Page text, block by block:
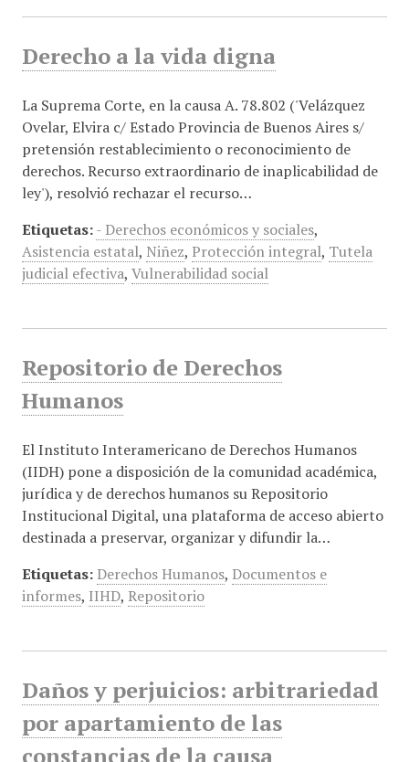
Derecho a la vida digna
La Suprema Corte, en la causa A. 78.802 ('Velázquez
Ovelar, Elvira c/ Estado Provincia de Buenos Aires s/
pretensión restablecimiento o reconocimiento de
derechos. Recurso extraordinario de inaplicabilidad de
ley'), resolvió rechazar el recurso…
Etiquetas: - Derechos económicos y sociales,
Asistencia estatal, Niñez, Protección integral, Tutela
judicial efectiva, Vulnerabilidad social
Repositorio de Derechos
Humanos
El Instituto Interamericano de Derechos Humanos
(IIDH) pone a disposición de la comunidad académica,
jurídica y de derechos humanos su Repositorio
Institucional Digital, una plataforma de acceso abierto
destinada a preservar, organizar y difundir la…
Etiquetas: Derechos Humanos, Documentos e
informes, IIHD, Repositorio
Daños y perjuicios: arbitrariedad
por apartamiento de las
constancias de la causa